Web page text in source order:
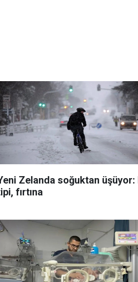
Zelanda soğuktan üşüyor:
fırtına